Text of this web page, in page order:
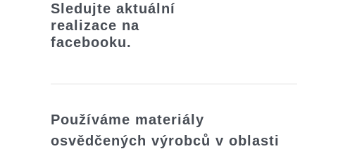
Sledujte aktuální
realizace na
facebooku.
Používáme materiály
osvědčených výrobců v oblasti